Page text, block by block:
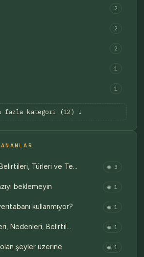
2
2
2
1
1
fazla kategori (12) ↓
Türleri ve Te… ◉ 3
beklemeyin ◉ 1
kullanmıyor? ◉ 1
Nedenleri, Belirtil… ◉ 1
şeyler üzerine ◉ 1